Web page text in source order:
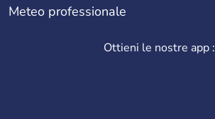
Meteo professionale
Ottieni le nostre app :